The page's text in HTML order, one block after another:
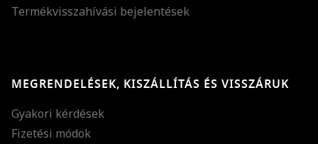
Termékvisszahívási bejelentések
MEGRENDELÉSEK, KISZÁLLÍTÁS ÉS VISSZÁRUK
Gyakori kérdések
Fizetési módok